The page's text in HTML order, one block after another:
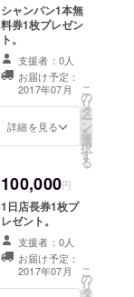
シャンパン1本無
料券1枚プレゼン
ト。
支援者：0人
お届け予定：
2017年07月
詳細を見る
こ
の
リ
タ
ー
ン
を
選
択
す
る
100,000円
1日店長券1枚プ
レゼント。
支援者：0人
お届け予定：
2017年07月
こ
の
リ
タ